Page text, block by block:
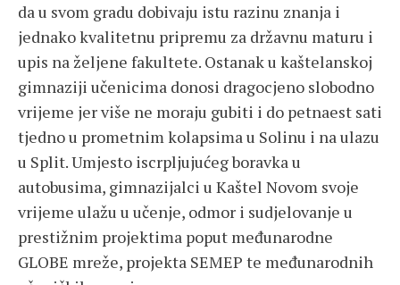
da u svom gradu dobivaju istu razinu znanja i
jednako kvalitetnu pripremu za državnu maturu i
upis na željene fakultete. Ostanak u kaštelanskoj
gimnaziji učenicima donosi dragocjeno slobodno
vrijeme jer više ne moraju gubiti i do petnaest sati
tjedno u prometnim kolapsima u Solinu i na ulazu
u Split. Umjesto iscrpljujućeg boravka u
autobusima, gimnazijalci u Kaštel Novom svoje
vrijeme ulažu u učenje, odmor i sudjelovanje u
prestižnim projektima poput međunarodne
GLOBE mreže, projekta SEMEP te međunarodnih